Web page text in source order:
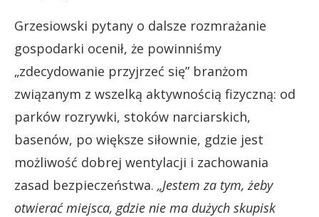
Grzesiowski pytany o dalsze rozmrażanie
gospodarki ocenił, że powinniśmy
„zdecydowanie przyjrzeć się” branżom
związanym z wszelką aktywnością fizyczną: od
parków rozrywki, stoków narciarskich,
basenów, po większe siłownie, gdzie jest
możliwość dobrej wentylacji i zachowania
zasad bezpieczeństwa. „Jestem za tym, żeby
otwierać miejsca, gdzie nie ma dużych skupisk